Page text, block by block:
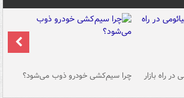
راه بازار چرا سیم‌کشی خودرو ذوب می‌شود؟